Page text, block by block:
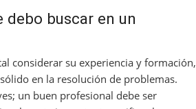
debo buscar en un
considerar su experiencia y formación,
en la resolución de problemas.
un buen profesional debe ser